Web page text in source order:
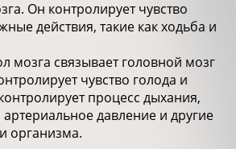
Он контролирует чувство
действия, такие как ходьба и
мозга связывает головной мозг
чувство голода и
процесс дыхания,
артериальное давление и другие
организма.